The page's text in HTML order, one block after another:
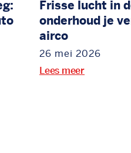
Frisse lucht in
onderhoud je
airco
26 mei 2026
Lees meer